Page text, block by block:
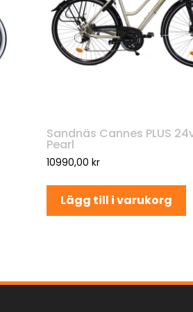
Sandnäs Cannes PLUS
Pearl
10990,00kr
Lägg till i varukorg